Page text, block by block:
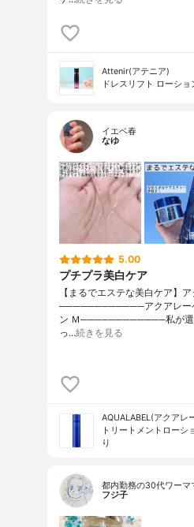
Attenir(アテニア)
ドレスリフト ローショ
イエベ春
なゆ
5.00
プチプラ美白ケア
【まるでエステな美白ケア】
────────────アクアレー
ン Ｍ────────────私が選
っ…続きを見る
AQUALABEL(アクアレ
トリートメントローシ
り
都内勤務の30代ワーマ
フジ子